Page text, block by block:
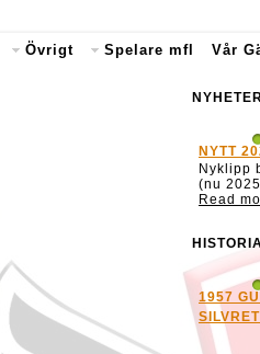
Övrigt Spelare mfl Vår
1
NYTT 2025
Nyklipp
(nu
Read more
1
1957
SILVRET